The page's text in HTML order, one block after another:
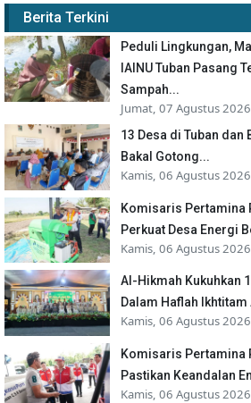
Berita Terkini
Peduli Lingkungan,
IAINU Tuban Pasang
Sampah...
Jumat, 07 Agustus
13 Desa di Tuban
Bakal Gotong...
Kamis, 06 Agustus
Komisaris Pertamina
Perkuat Desa Energi
Kamis, 06 Agustus
Al-Hikmah Kukuhkan
Dalam Haflah Ikhtitam
Kamis, 06 Agustus
Komisaris Pertamina
Pastikan Keandalan
Kamis, 06 Agustus